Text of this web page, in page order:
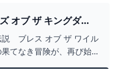
オブ ザ キングダ
説 ブレス オブ ザ ワイル
てなき冒険が、再び始